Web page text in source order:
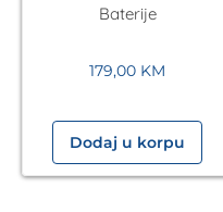
Baterije
179,00 KM
Dodaj u korpu